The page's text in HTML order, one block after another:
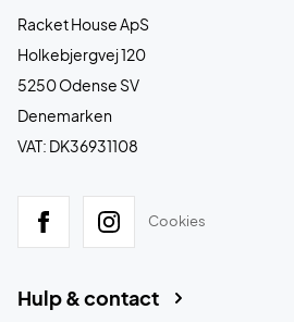
Racket House ApS
Holkebjergvej 120
5250 Odense SV
Denemarken
VAT: DK36931108
Cookies
Hulp & contact